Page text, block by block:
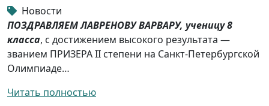
Новости
ПОЗДРАВЛЯЕМ ЛАВРЕНОВУ ВАРВАРУ, ученицу 8
класса, с достижением высокого результата —
званием ПРИЗЕРА II степени на Санкт-Петербургской
Олимпиаде…
Читать полностью